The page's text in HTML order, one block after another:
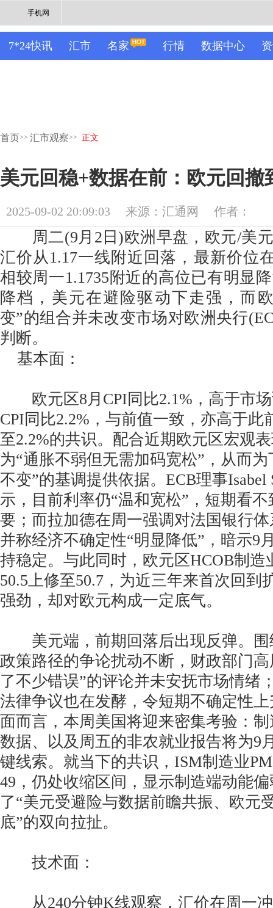
手机网
7*24快讯 汇市 名家 行情 数据中心
首页>> 汇市观察>> 正文
美元回稳+数据在前：欧元回撤
2025-09-02 20:09:03 来源：汇通网 作者：
周二(9月2日)欧洲早盘，欧元/美元
汇价从1.17一线附近回落，最新价位
相较周一1.1735附近的高位已有明显
降档，美元在避险驱动下走强，而
变”的组合并未改变市场对欧洲央行
判断。
基本面：
欧元区8月CPI同比2.1%，高于市场
CPI同比2.2%，与前值一致，亦高于此
至2.2%的共识。配合近期欧元区宏观
为“通胀不弱但无需加码宽松”，从而
不变”的基调提供依据。ECB理事Isabel
示，目前利率仍“温和宽松”，短期看
要；而拉加德在周一强调对法国银行
并称经济不确定性“明显降低”，暗示9
持稳定。与此同时，欧元区HCOB制造
50.5上修至50.7，为近三年来首次回到
强劲，却对欧元构成一定底气。
美元端，前期回落后出现反弹。围
政策路径的争论扰动不断，财政部门
了不少错误”的评论并未安抚市场情绪
法律争议也在发酵，令短期不确定性
面而言，本周美国将迎来密集考验：
数据、以及周五的非农就业报告将为9
键线索。就当下的共识，ISM制造业
49，仍处收缩区间，显示制造端动能
了“美元受避险与数据前瞻共振、欧元
底”的双向拉扯。
技术面：
从240分钟K线观察，汇价在周一冲